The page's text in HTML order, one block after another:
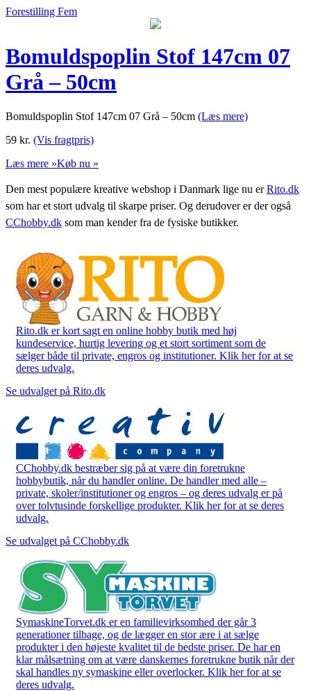
Forestilling Fem
Bomuldspoplin Stof 147cm 07
Grå – 50cm
Bomuldspoplin Stof 147cm 07 Grå – 50cm (Læs mere)
59 kr. (Vis fragtpris)
Læs mere »Køb nu »
Den mest populære kreative webshop i Danmark lige nu erRito.dk
som har et stort udvalg til skarpe priser. Og derudover er der også
CChobby.dk som man kender fra de fysiske butikker.
Rito.dk er kort sagt en online hobby butik med høj
kundeservice, hurtig levering og et stort sortiment som de
sælger både til private, engros og institutioner. Klik her for at se
deres udvalg.
Se udvalget på Rito.dk
CChobby.dk bestræber sig på at være din foretrukne
hobbybutik, når du handler online. De handler med alle –
private, skoler/institutioner og engros – og deres udvalg er på
over tolvtusinde forskellige produkter. Klik her for at se deres
udvalg.
Se udvalget på CChobby.dk
SymaskineTorvet.dk er en familievirksomhed der går 3
generationer tilbage, og de lægger en stor ære i at sælge
produkter i den højeste kvalitet til de bedste priser. De har en
klar målsætning om at være danskernes foretrukne butik når der
skal handles ny symaskine eller overlocker. Klik her for at se
deres udvalg.